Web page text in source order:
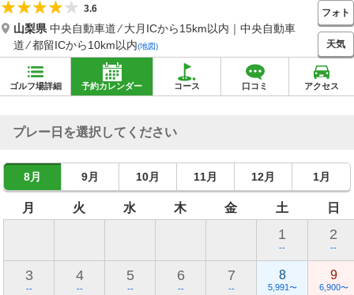
3.6
山梨県中央自動車道 ⁄ 大月ICから15km以内｜中央自動車
道 ⁄ 都留ICから10km以内(地図)
フォト
天気
ゴルフ場詳細 予約カレンダー コース 口コミ アクセス
プレー日を選択してください
8月 9月 10月 11月 12月 1月
月 火 水 木 金 土 日
1
--
2
--
3
--
4
--
5
--
6
--
7
--
8
5,991〜
9
6,900〜